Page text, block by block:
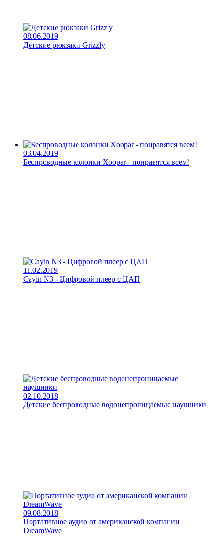
08.06.2019
Детские рюкзаки Grizzly
03.04.2019
Беспроводные колонки Xoopar - понравятся всем!
11.02.2019
Cayin N3 - Цифровой плеер с ЦАП
02.10.2018
Детские беспроводные водонепроницаемые наушники
09.08.2018
Портативное аудио от американской компании
DreamWave